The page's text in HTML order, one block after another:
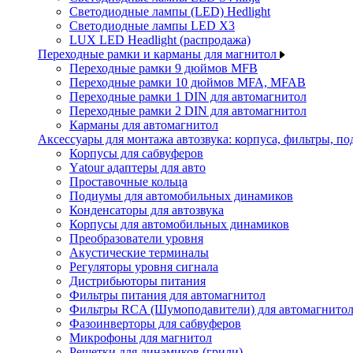
Светодиодные лампы (LED) Hedlight
Светодиодные лампы LED X3
LUX LED Headlight (распродажа)
Переходные рамки и карманы для магнитол
Переходные рамки 9 дюймов MFB
Переходные рамки 10 дюймов MFA, MFAB
Переходные рамки 1 DIN для автомагнитол
Переходные рамки 2 DIN для автомагнитол
Карманы для автомагнитол
Аксессуары для монтажа автозвука: корпуса, фильтры,
Корпусы для сабвуферов
Yаtour адаптеры для авто
Проставочные кольца
Подиумы для автомобильных динамиков
Конденсаторы для автозвука
Корпусы для автомобильных динамиков
Преобразователи уровня
Акустические терминалы
Регуляторы уровня сигнала
Дистрибьюторы питания
Фильтры питания для автомагнитол
Фильтры RCA (Шумоподавители) для автомагнитол
Фазоинверторы для сабвуферов
Микрофоны для магнитол